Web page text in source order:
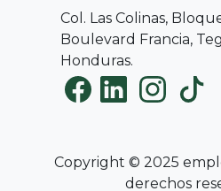
Col. Las Colinas,
Boulevard Francia,
Honduras.
Copyright © 2025
derechos